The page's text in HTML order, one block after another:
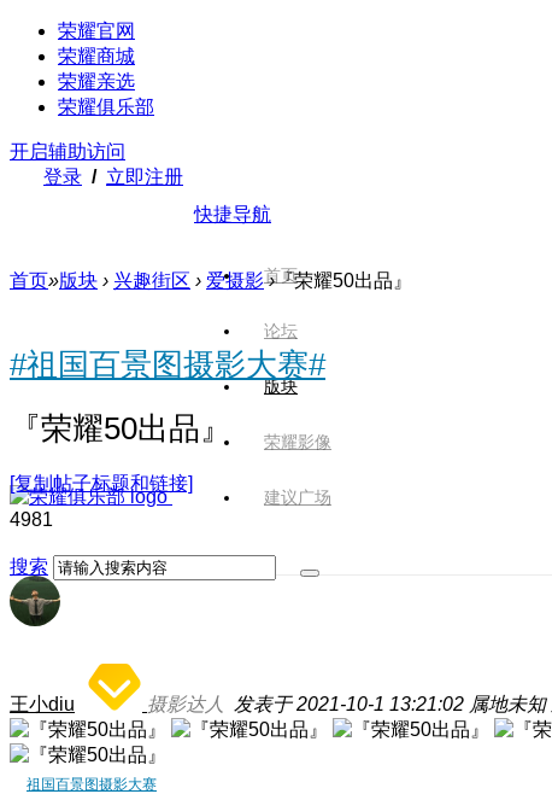
荣耀官网
荣耀商城
荣耀亲选
荣耀俱乐部
开启辅助访问
登录 / 立即注册
快捷导航
首页
论坛
版块
荣耀影像
建议广场
搜索
首页»版块 › 兴趣街区 › 爱摄影 ›『荣耀50出品』
#祖国百景图摄影大赛#
『荣耀50出品』
[复制帖子标题和链接]
4981
王小diu 摄影达人 发表于 2021-10-1 13:21:02 属地未知
祖国百景图摄影大赛